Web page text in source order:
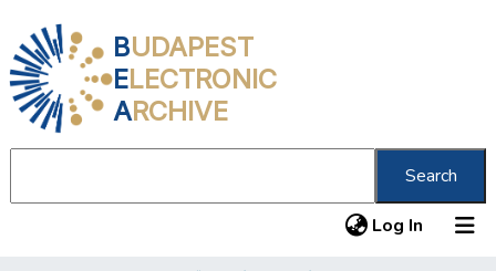
BUDAPEST
ELECTRONIC
ARCHIVE
Search
Log In (current)